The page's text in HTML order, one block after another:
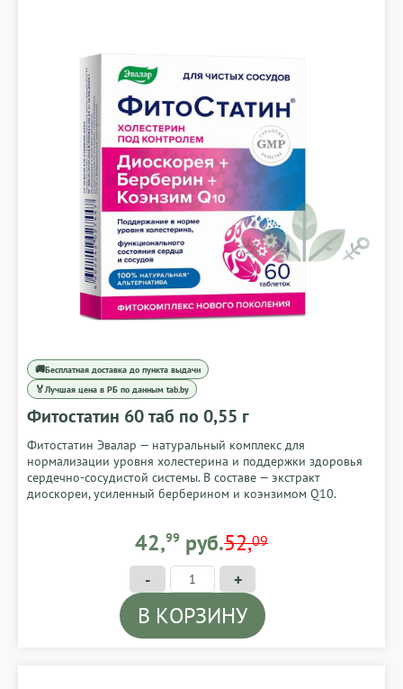
🚚Бесплатная доставка до пункта выдачи
🏅Лучшая цена в РБ по данным tab.by
Фитостатин 60 таб по 0,55 г
Фитостатин Эвалар — натуральный комплекс для
нормализации уровня холестерина и поддержки здоровья
сердечно-сосудистой системы. В составе — экстракт
диоскореи, усиленный берберином и коэнзимом Q10.
52,09
42,99 BYN
42,99 руб.
- +
В КОРЗИНУ